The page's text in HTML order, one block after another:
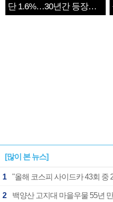
단 1.6%…30년간 등장
1182개팀 전수조사
[많이 본 뉴스]
1 "올해 코스피 사이드카 43회 중
2 백양산 고지대 마을우물 55년